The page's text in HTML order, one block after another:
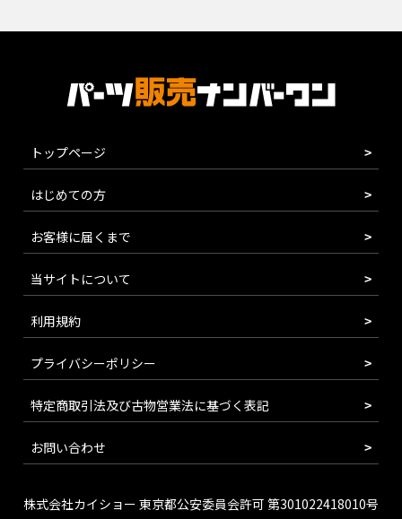
トップページ
はじめての方
お客様に届くまで
当サイトについて
利用規約
プライバシーポリシー
特定商取引法及び古物営業法に基づく表記
お問い合わせ
株式会社カイショー 東京都公安委員会許可 第301022418010号